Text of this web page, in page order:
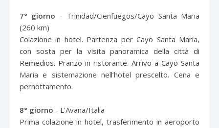
7° giorno - Trinidad/Cienfuegos/Cayo Santa Maria
(260 km)
Colazione in hotel. Partenza per Cayo Santa Maria,
con sosta per la visita panoramica della città di
Remedios. Pranzo in ristorante. Arrivo a Cayo Santa
Maria e sistemazione nell’hotel prescelto. Cena e
pernottamento.
8° giorno - L'Avana/Italia
Prima colazione in hotel, trasferimento in aeroporto